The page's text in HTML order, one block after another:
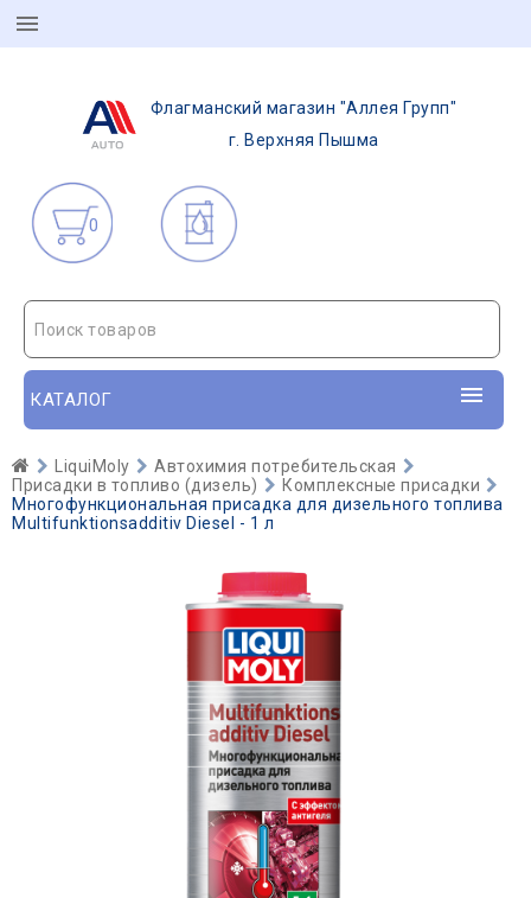
Флагманский магазин "Аллея Групп"
г. Верхняя Пышма
0
Поиск товаров
КАТАЛОГ
LiquiMoly
Автохимия потребительская
Присадки в топливо (дизель)
Комплексные присадки
Многофункциональная присадка для дизельного топлива
Multifunktionsadditiv Diesel - 1 л